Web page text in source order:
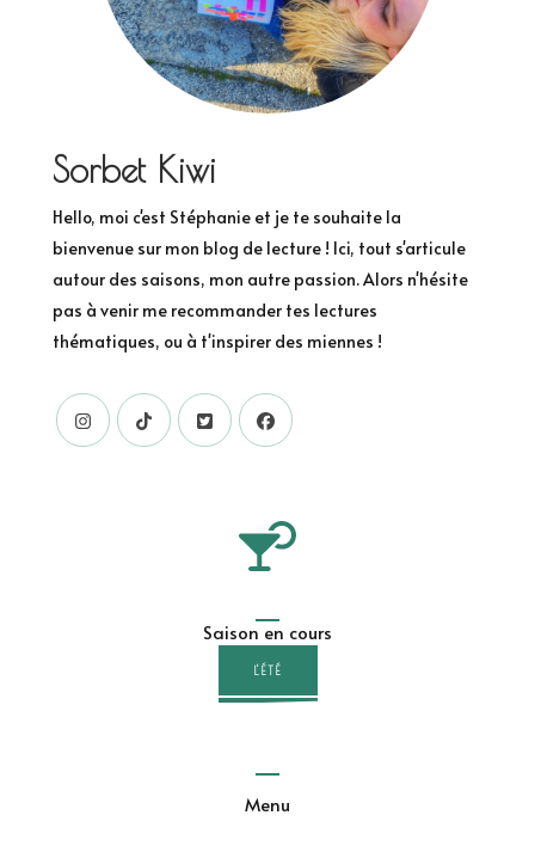
Sorbet Kiwi
Hello, moi c'est Stéphanie et je te souhaite la
bienvenue sur mon blog de lecture ! Ici, tout s'articule
autour des saisons, mon autre passion. Alors n'hésite
pas à venir me recommander tes lectures
thématiques, ou à t'inspirer des miennes !
Saison en cours
L'ÉTÉ
Menu